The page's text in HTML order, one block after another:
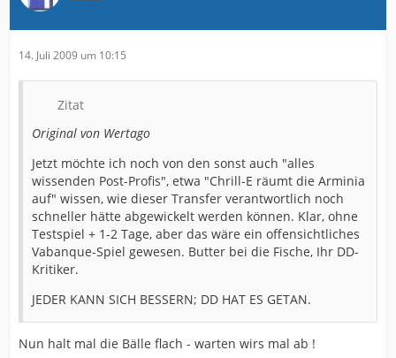
14. Juli 2009 um 10:15
Zitat
Original von Wertago
Jetzt möchte ich noch von den sonst auch "alles
wissenden Post-Profis", etwa "Chrill-E räumt die Arminia
auf" wissen, wie dieser Transfer verantwortlich noch
schneller hätte abgewickelt werden können. Klar, ohne
Testspiel + 1-2 Tage, aber das wäre ein offensichtliches
Vabanque-Spiel gewesen. Butter bei die Fische, Ihr DD-
Kritiker.
JEDER KANN SICH BESSERN; DD HAT ES GETAN.
Nun halt mal die Bälle flach - warten wirs mal ab !